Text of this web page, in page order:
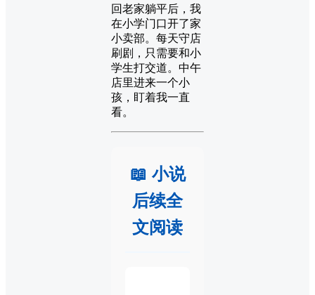
回老家躺平后，我
在小学门口开了家
小卖部。每天守店
刷剧，只需要和小
学生打交道。中午
店里进来一个小
孩，盯着我一直
看。
📖 小说
后续全
文阅读